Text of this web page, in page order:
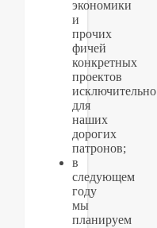
экономики
и
прочих
фичей
конкретных
проектов
исключительно
для
наших
дорогих
патронов;
в
следующем
году
мы
планируем